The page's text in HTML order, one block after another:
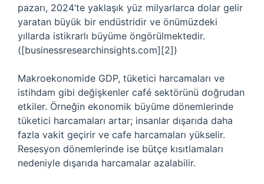
pazarı, 2024’te yaklaşık yüz milyarlarca dolar gelir
yaratan büyük bir endüstridir ve önümüzdeki
yıllarda istikrarlı büyüme öngörülmektedir.
([businessresearchinsights.com][2])
Makroekonomide GDP, tüketici harcamaları ve
istihdam gibi değişkenler café sektörünü doğrudan
etkiler. Örneğin ekonomik büyüme dönemlerinde
tüketici harcamaları artar; insanlar dışarıda daha
fazla vakit geçirir ve cafe harcamaları yükselir.
Resesyon dönemlerinde ise bütçe kısıtlamaları
nedeniyle dışarıda harcamalar azalabilir.